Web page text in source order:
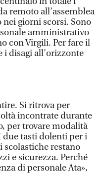
remoto all’assemblea
giorni scorsi. Sono
amministrativo
con Virgili. Per fare il
i disagi all’orizzonte
Si ritrova per
incontrate durante
per trovare modalità
due tasti dolenti per i
restano
e sicurezza. Perché
di personale Ata»,